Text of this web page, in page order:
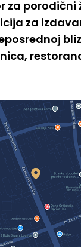
za porodični
za